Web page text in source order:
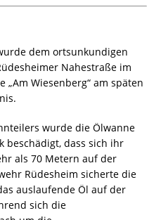
dem ortsunkundigen
Nahestraße im
Wiesenberg“ am späten
wurde die Ölwanne
beschädigt, dass sich ihr
als 70 Metern auf der
Rüdesheim sicherte die
auslaufende Öl auf der
sich die